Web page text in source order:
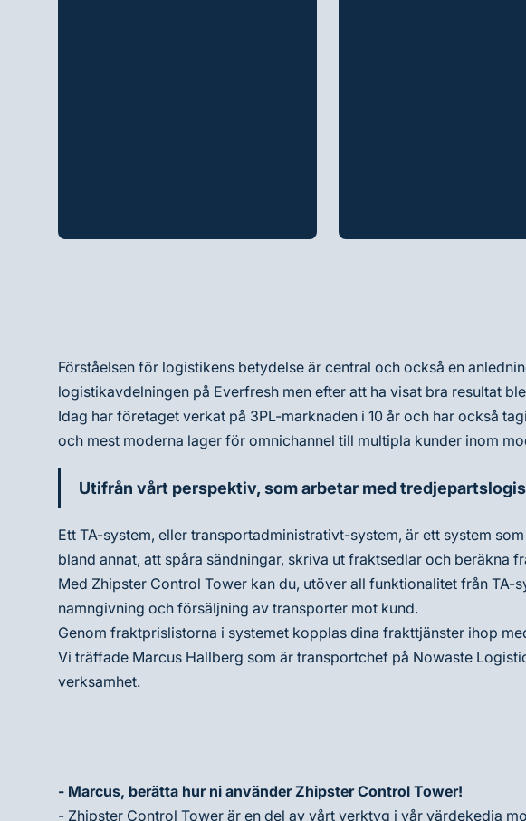
Förståelsen för logistikens betydelse är central och också en
logistikavdelningen på Everfresh men efter att ha visat bra resultat
Idag har företaget verkat på 3PL-marknaden i 10 år och har också
och mest moderna lager för omnichannel till multipla kunder inom
Utifrån vårt perspektiv, som arbetar med
Ett TA-system, eller transportadministrativt-system, är ett system
bland annat, att spåra sändningar, skriva ut fraktsedlar och beräkna
Med Zhipster Control Tower kan du, utöver all funktionalitet från
namngivning och försäljning av transporter mot kund.
Genom fraktprislistorna i systemet kopplas dina frakttjänster ihop
Vi träffade Marcus Hallberg som är transportchef på Nowaste
verksamhet.
- Marcus, berätta hur ni använder Zhipster Control Tower!
- Zhipster Control Tower är en del av vårt verktyg i vår värdekedja